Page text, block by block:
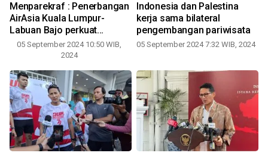
Menparekraf : Penerbangan
AirAsia Kuala Lumpur-
Labuan Bajo perkuat
konektivitas ke DPSP
05 September 2024 10:50 WIB,
2024
Indonesia dan Palestina
kerja sama bilateral
pengembangan pariwisata
05 September 2024 7:32 WIB, 2024